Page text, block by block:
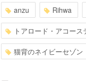
anzu Rihwa
トアロード・アコー
猫背のネイビーセゾン